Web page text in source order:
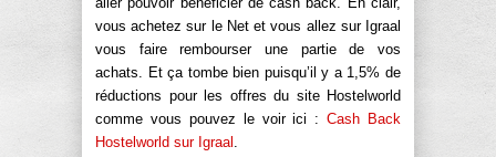
vous achetez sur le Net et vous allez sur Igraal
vous faire rembourser une partie de vos
achats. Et ça tombe bien puisqu’il y a 1,5% de
réductions pour les offres du site Hostelworld
comme vous pouvez le voir ici :Cash Back
Hostelworld sur Igraal .